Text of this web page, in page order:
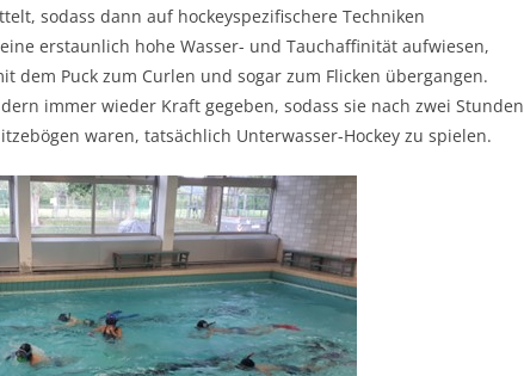
sodass dann auf hockeyspezifischere Techniken
erstaunlich hohe Wasser- und Tauchaffinität aufwiesen,
dem Puck zum Curlen und sogar zum Flicken übergangen.
immer wieder Kraft gegeben, sodass sie nach zwei Stunden
waren, tatsächlich Unterwasser-Hockey zu spielen.